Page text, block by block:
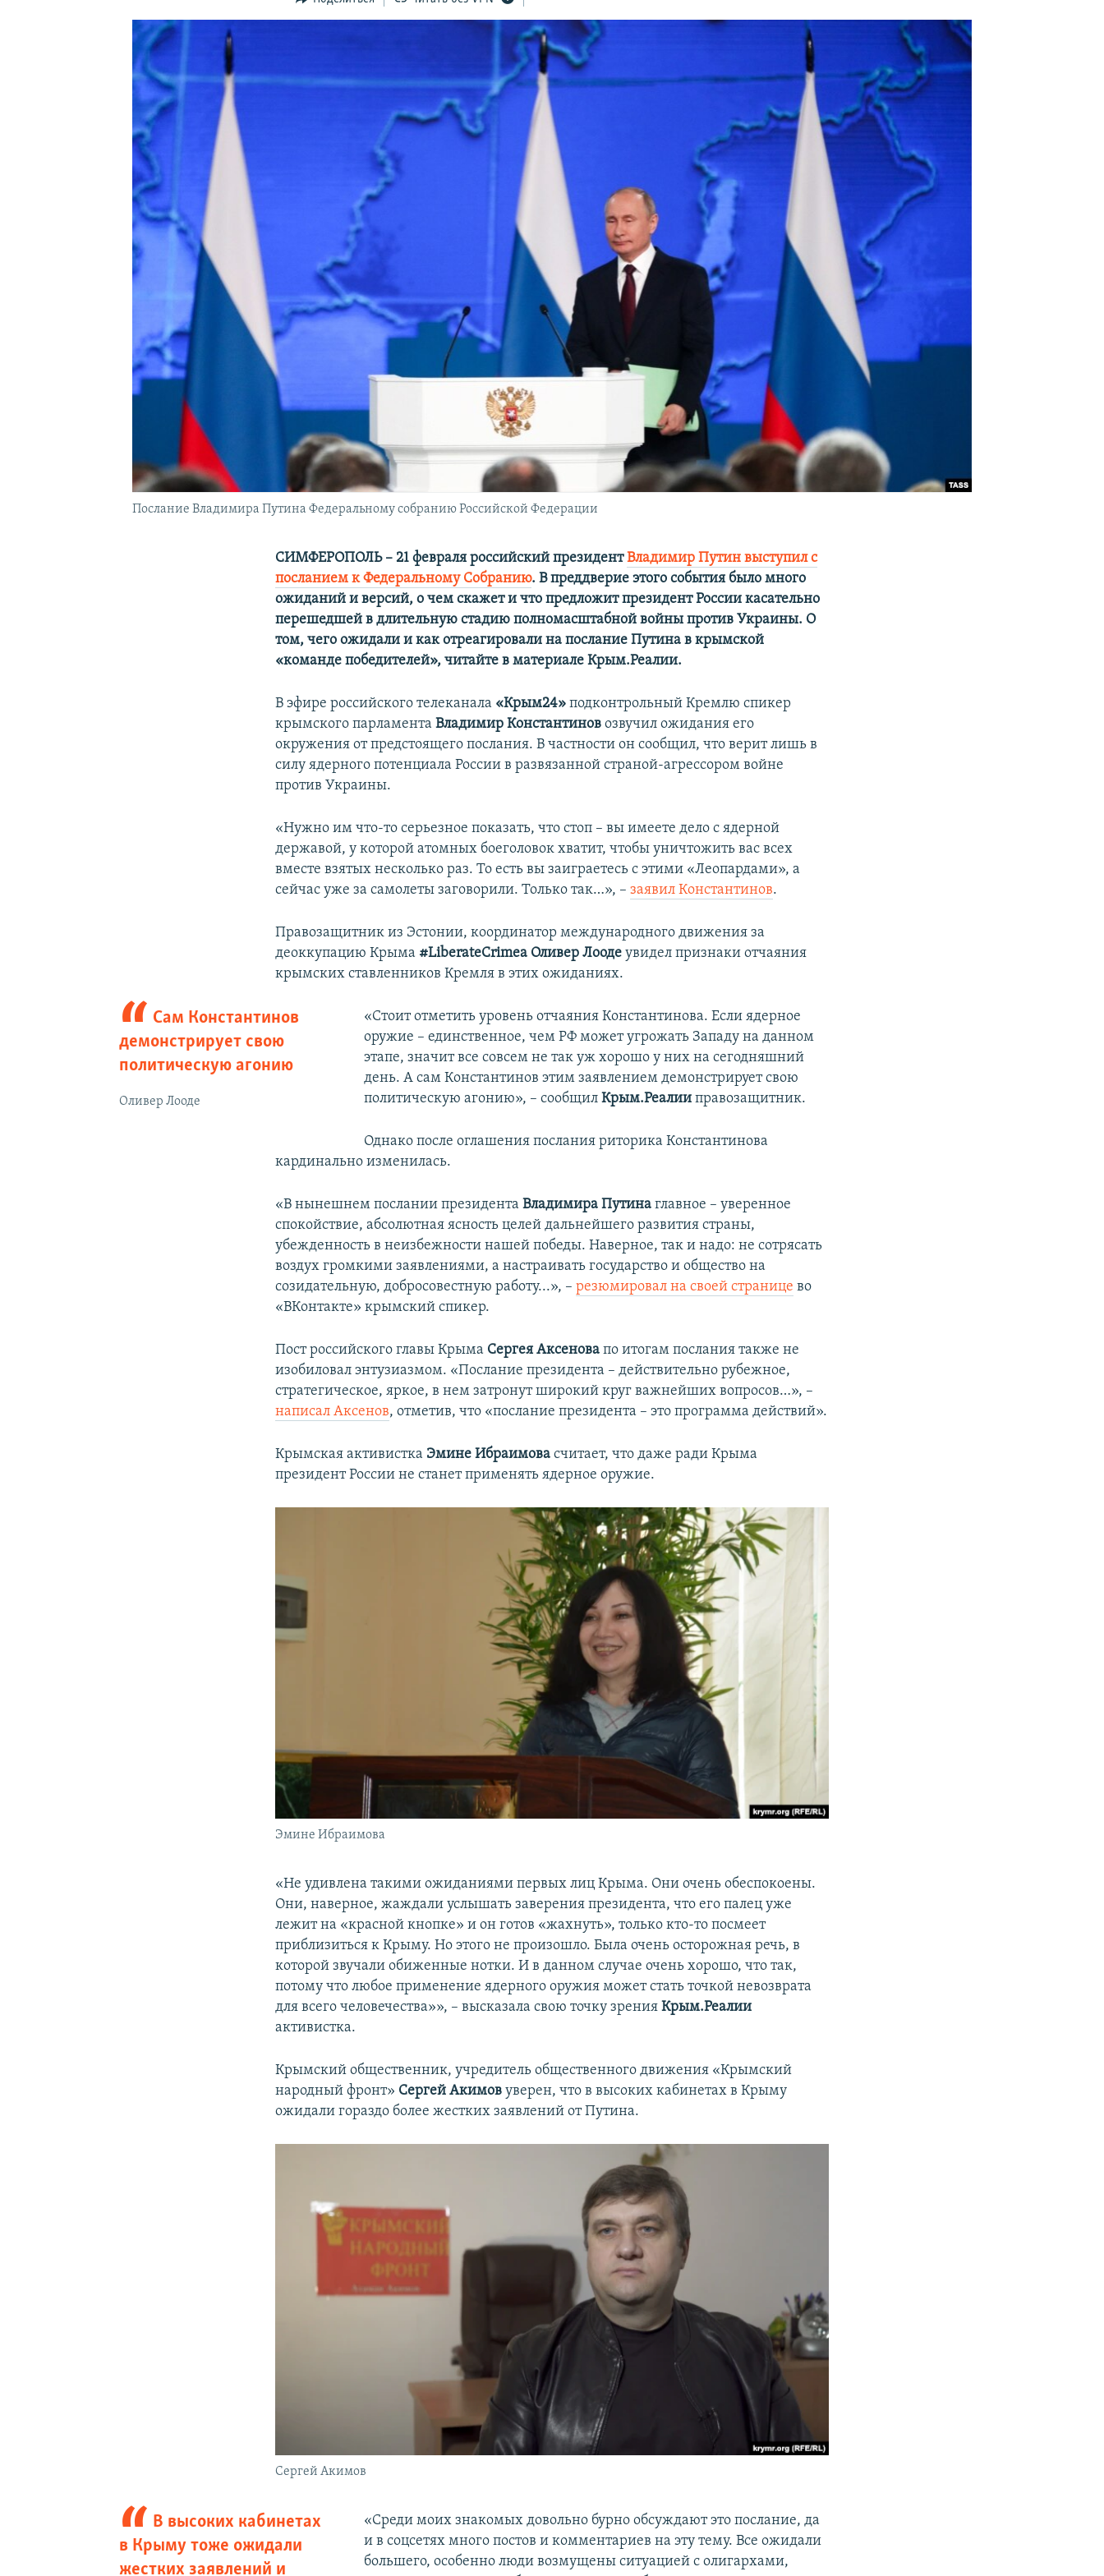
КРЫМ.НЕПОКОРЕННЫЙ
УКРАИНСКАЯ ПРОБЛЕМА КРЫМА
Послание Владимира Путина Федеральному собранию Российской Федерации
СИМФЕРОПОЛЬ – 21 февраля российский президентВладимир Путин выступил с
посланием к Федеральному Собранию. В преддверие этого события было много
ожиданий и версий, о чем скажет и что предложит президент России касательно
перешедшей в длительную стадию полномасштабной войны против Украины. О
том, чего ожидали и как отреагировали на послание Путина в крымской
«команде победителей», читайте в материале Крым.Реалии.
В эфире российского телеканала «Крым24» подконтрольный Кремлю спикер
крымского парламентаВладимир Константиновозвучил ожидания его
окружения от предстоящего послания. В частности он сообщил, что верит лишь в
силу ядерного потенциала России в развязанной страной-агрессором войне
против Украины.
«Нужно им что-то серьезное показать, что стоп – вы имеете дело с ядерной
державой, у которой атомных боеголовок хватит, чтобы уничтожить вас всех
вместе взятых несколько раз. То есть вы заиграетесь с этими «Леопардами», а
сейчас уже за самолеты заговорили. Только так…», –заявил Константинов.
Правозащитник из Эстонии, координатор международного движения за
деоккупацию Крыма #LiberateCrimea Оливер Лооде увидел признаки отчаяния
крымских ставленников Кремля в этих ожиданиях.
Сам Константинов
демонстрирует свою
политическую агонию
Оливер Лооде
«Стоит отметить уровень отчаяния Константинова. Если ядерное
оружие – единственное, чем РФ может угрожать Западу на данном
этапе, значит все совсем не так уж хорошо у них на сегодняшний
день. А сам Константинов этим заявлением демонстрирует свою
политическую агонию», – сообщил Крым.Реалииправозащитник.
Однако после оглашения послания риторика Константинова
кардинально изменилась.
«В нынешнем послании президентаВладимира Путина главное – уверенное
спокойствие, абсолютная ясность целей дальнейшего развития страны,
убежденность в неизбежности нашей победы. Наверное, так и надо: не сотрясать
воздух громкими заявлениями, а настраивать государство и общество на
созидательную, добросовестную работу...», –резюмировал на своей странице во
«ВКонтакте» крымский спикер.
Пост российского главы Крыма Сергея Аксенова по итогам послания также не
изобиловал энтузиазмом. «Послание президента – действительно рубежное,
стратегическое, яркое, в нем затронут широкий круг важнейших вопросов…», –
написал Аксенов, отметив, что «послание президента – это программа действий».
Крымская активистка Эмине Ибраимовасчитает, что даже ради Крыма
президент России не станет применять ядерное оружие.
Эмине Ибраимова
«Не удивлена такими ожиданиями первых лиц Крыма. Они очень обеспокоены.
Они, наверное, жаждали услышать заверения президента, что его палец уже
лежит на «красной кнопке» и он готов «жахнуть», только кто-то посмеет
приблизиться к Крыму. Но этого не произошло. Была очень осторожная речь, в
которой звучали обиженные нотки. И в данном случае очень хорошо, что так,
потому что любое применение ядерного оружия может стать точкой невозврата
для всего человечества»», – высказала свою точку зрения Крым.Реалии
активистка.
Крымский общественник, учредитель общественного движения «Крымский
народный фронт» Сергей Акимов уверен, что в высоких кабинетах в Крыму
ожидали гораздо более жестких заявлений от Путина.
Сергей Акимов
В высоких кабинетах
в Крыму тоже ожидали
жестких заявлений и
«Среди моих знакомых довольно бурно обсуждают это послание, да
и в соцсетях много постов и комментариев на эту тему. Все ожидали
большего, особенно люди возмущены ситуацией с олигархами,